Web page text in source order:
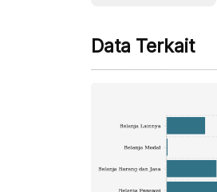
Data Terkait